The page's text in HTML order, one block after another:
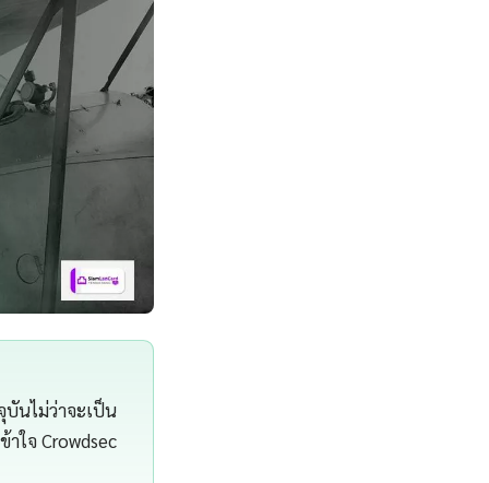
บันไม่ว่าจะเป็น
าใจ Crowdsec